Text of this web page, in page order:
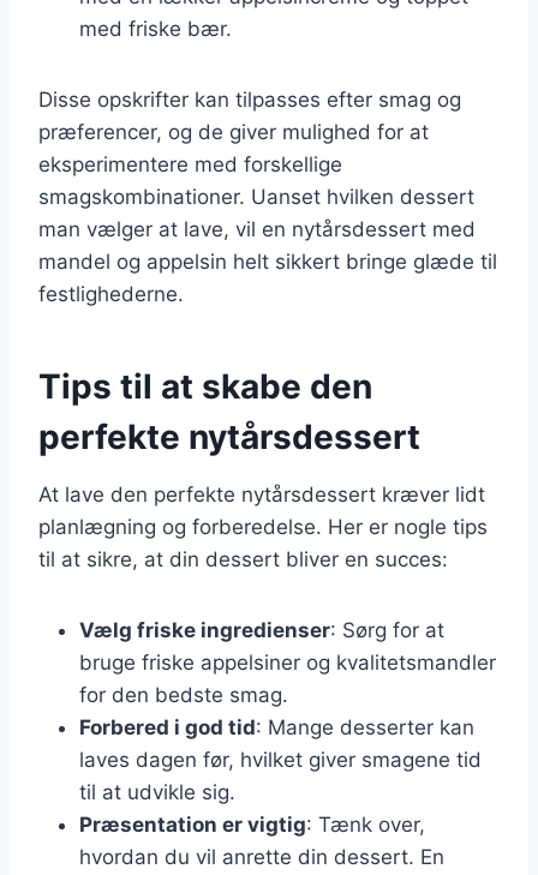
med friske bær.
Disse opskrifter kan tilpasses efter smag og
præferencer, og de giver mulighed for at
eksperimentere med forskellige
smagskombinationer. Uanset hvilken dessert
man vælger at lave, vil en nytårsdessert med
mandel og appelsin helt sikkert bringe glæde til
festlighederne.
Tips til at skabe den
perfekte nytårsdessert
At lave den perfekte nytårsdessert kræver lidt
planlægning og forberedelse. Her er nogle tips
til at sikre, at din dessert bliver en succes:
Vælg friske ingredienser: Sørg for at
bruge friske appelsiner og kvalitetsmandler
for den bedste smag.
Forbered i god tid: Mange desserter kan
laves dagen før, hvilket giver smagene tid
til at udvikle sig.
Præsentation er vigtig: Tænk over,
hvordan du vil anrette din dessert. En